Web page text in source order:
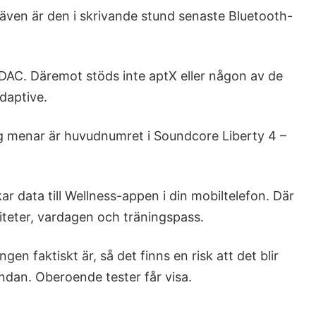
är den i skrivande stund senaste Bluetooth-
Däremot stöds inte aptX eller någon av de
är huvudnumret i Soundcore Liberty 4 –
data till Wellness-appen i din mobiltelefon. Där
vardagen och träningspass.
faktiskt är, så det finns en risk att det blir
Oberoende tester får visa.